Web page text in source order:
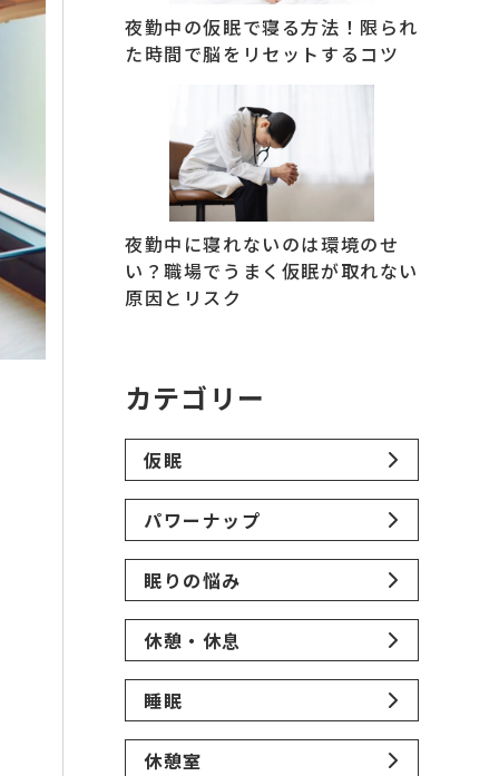
夜勤中の仮眠で寝る方法！限られ
た時間で脳をリセットするコツ
夜勤中に寝れないのは環境のせ
い？職場でうまく仮眠が取れない
原因とリスク
カテゴリー
仮眠
パワーナップ
眠りの悩み
休憩・休息
睡眠
休憩室